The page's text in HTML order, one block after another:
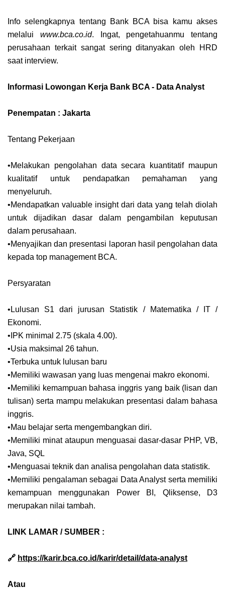
Info selengkapnya tentang Bank BCA bisa kamu akses
melalui www.bca.co.id. Ingat, pengetahuanmu tentang
perusahaan terkait sangat sering ditanyakan oleh HRD
saat interview.
Informasi Lowongan Kerja Bank BCA - Data Analyst
Penempatan : Jakarta
Tentang Pekerjaan
•Melakukan pengolahan data secara kuantitatif maupun
kualitatif untuk pendapatkan pemahaman yang
menyeluruh.
•Mendapatkan valuable insight dari data yang telah diolah
untuk dijadikan dasar dalam pengambilan keputusan
dalam perusahaan.
•Menyajikan dan presentasi laporan hasil pengolahan data
kepada top management BCA.
Persyaratan
•Lulusan S1 dari jurusan Statistik / Matematika / IT /
Ekonomi.
•IPK minimal 2.75 (skala 4.00).
•Usia maksimal 26 tahun.
•Terbuka untuk lulusan baru
•Memiliki wawasan yang luas mengenai makro ekonomi.
•Memiliki kemampuan bahasa inggris yang baik (lisan dan
tulisan) serta mampu melakukan presentasi dalam bahasa
inggris.
•Mau belajar serta mengembangkan diri.
•Memiliki minat ataupun menguasai dasar-dasar PHP, VB,
Java, SQL
•Menguasai teknik dan analisa pengolahan data statistik.
•Memiliki pengalaman sebagai Data Analyst serta memiliki
kemampuan menggunakan Power BI, Qliksense, D3
merupakan nilai tambah.
LINK LAMAR / SUMBER :
🔗 https://karir.bca.co.id/karir/detail/data-analyst
Atau